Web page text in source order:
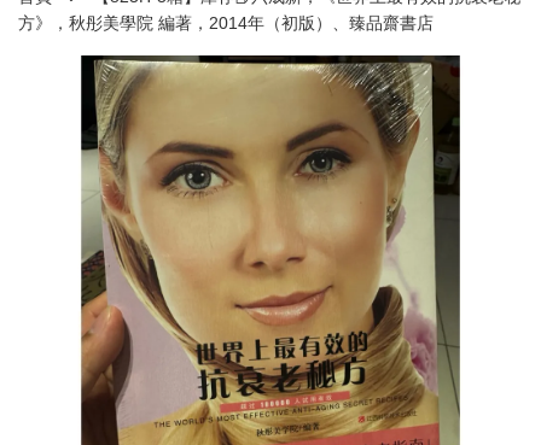
方》，秋彤美學院 編著，2014年（初版）、臻品齋書店